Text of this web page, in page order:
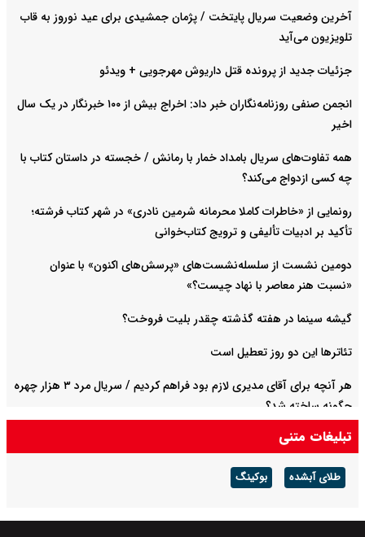
آخرین وضعیت سریال پایتخت / پژمان جمشیدی برای عید نوروز به قاب
تلویزیون می‌آید
جزئیات جدید از پرونده قتل داریوش مهرجویی + ویدئو
انجمن صنفی روزنامه‌نگاران خبر داد: اخراج بیش از ۱۰۰ خبرنگار در یک سال
اخیر
همه تفاوت‌های سریال بامداد خمار با رمانش / خجسته در داستان کتاب با
چه کسی ازدواج می‌کند؟
رونمایی از «خاطرات کاملا محرمانه شرمین نادری» در شهر کتاب فرشته؛
تأکید بر ادبیات تألیفی و ترویج کتاب‌خوانی
دومین نشست از سلسله‌نشست‌های «پرسش‌های اکنون» با عنوان
«نسبت هنر معاصر با نهاد چیست؟»
گیشه سینما در هفته گذشته چقدر بلیت فروخت؟
تئاترها این دو روز تعطیل است
هر آنچه برای آقای مدیری لازم بود فراهم کردیم / سریال مرد ۳ هزار چهره
چگونه ساخته شد؟
پس از سهراب پورناظری، احسان مطوری هم عضو آکادمی گرمی شد
تبلیغات متنی
طلای آبشده بوکینگ